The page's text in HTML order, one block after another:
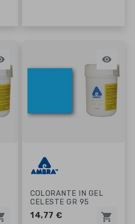

COLORANTE IN GEL
CELESTE GR 95
14,77 € shopping_cart